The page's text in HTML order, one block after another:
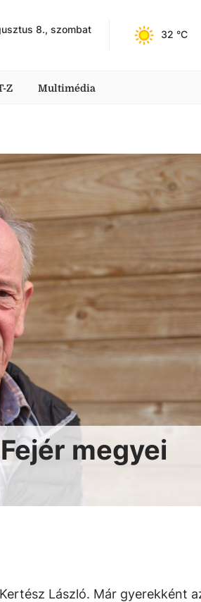
8., szombat 32 °C
Z Multimédia
megyei
László. Már gyerekként